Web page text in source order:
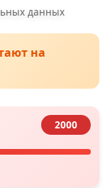
данных
на
2000